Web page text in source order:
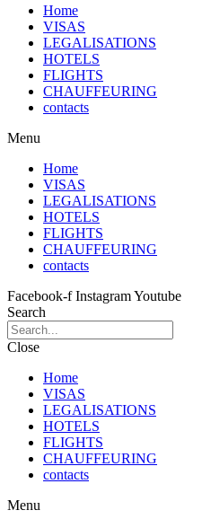
Home
VISAS
LEGALISATIONS
HOTELS
FLIGHTS
CHAUFFEURING
contacts
Menu
Home
VISAS
LEGALISATIONS
HOTELS
FLIGHTS
CHAUFFEURING
contacts
Facebook-f InstagramYoutube
Search
Close
Home
VISAS
LEGALISATIONS
HOTELS
FLIGHTS
CHAUFFEURING
contacts
Menu